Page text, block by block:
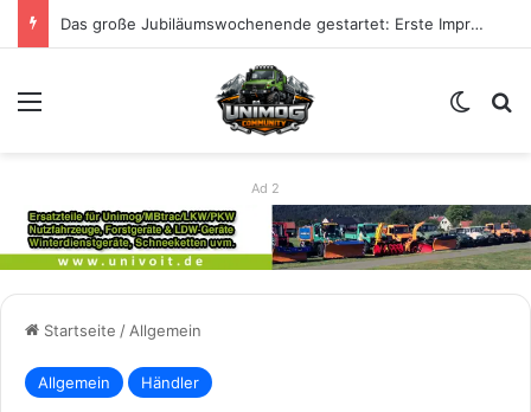
80 Jahre Unimog – Das große Jubiläumswochenende zur Feier der Legende
Skin
Ad 2
Startseite /Allgemein
Allgemein Händler